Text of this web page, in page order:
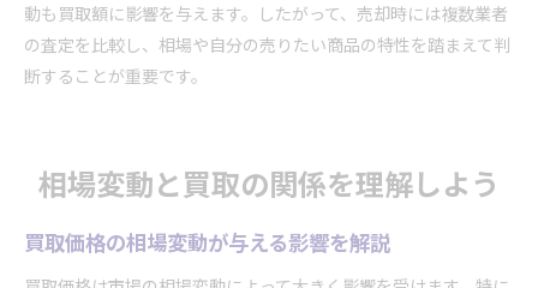
動も買取額に影響を与えます。したがって、売却時には複数業者
の査定を比較し、相場や自分の売りたい商品の特性を踏まえて判
断することが重要です。
相場変動と買取の関係を理解しよう
買取価格の相場変動が与える影響を解説